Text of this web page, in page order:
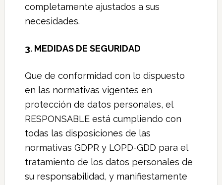
completamente ajustados a sus
necesidades.
3. MEDIDAS DE SEGURIDAD
Que de conformidad con lo dispuesto
en las normativas vigentes en
protección de datos personales, el
RESPONSABLE está cumpliendo con
todas las disposiciones de las
normativas GDPR y LOPD-GDD para el
tratamiento de los datos personales de
su responsabilidad, y manifiestamente